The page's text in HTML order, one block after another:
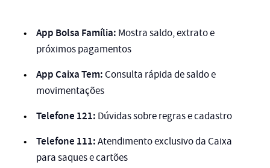
App Bolsa Família: Mostra saldo, extrato e
próximos pagamentos
App Caixa Tem:Consulta rápida de saldo e
movimentações
Telefone 121: Dúvidas sobre regras e cadastro
Telefone 111:Atendimento exclusivo da Caixa
para saques e cartões